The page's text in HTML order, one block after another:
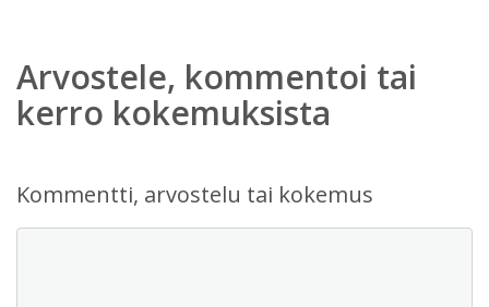
Arvostele, kommentoi tai
kerro kokemuksista
Kommentti, arvostelu tai kokemus